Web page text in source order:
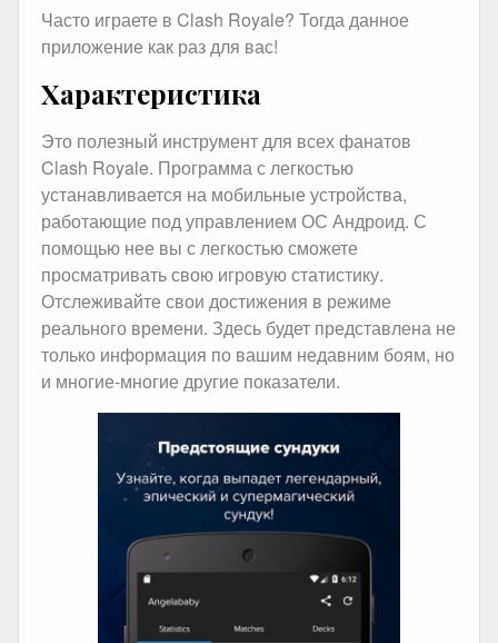
Часто играете в Clash Royale? Тогда данное
приложение как раз для вас!
Характеристика
Это полезный инструмент для всех фанатов
Clash Royale. Программа с легкостью
устанавливается на мобильные устройства,
работающие под управлением ОС Андроид. С
помощью нее вы с легкостью сможете
просматривать свою игровую статистику.
Отслеживайте свои достижения в режиме
реального времени. Здесь будет представлена не
только информация по вашим недавним боям, но
и многие-многие другие показатели.